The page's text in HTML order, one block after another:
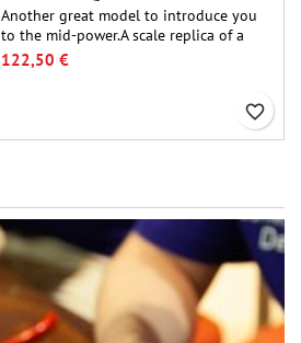
Another great model to introduce you
to the mid-power.A scale replica of a
famous sounding rocket, small in size
and peefect to move to higher-level kits.
122,50 €
favorite_border